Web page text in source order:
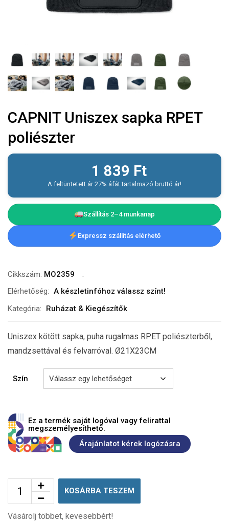
CAPNIT Uniszex sapka RPET
poliészter
1 839 Ft
A feltüntetett ár 27% áfát tartalmazó bruttó ár!
Szállítás 2–4 munkanap
Expressz szállítás elérhető
Cikkszám: MO2359
Elérhetőség: A készletinfóhoz válassz színt!
Kategória:
Ruházat & Kiegészítők
Uniszex kötött sapka, puha rugalmas RPET poliészterből,
mandzsettával és felvarróval. Ø21X23CM
Szín
Ez a termék saját logóval vagy felirattal
megszemélyesíthető.
Árajánlatot kérek logózásra
KOSÁRBA TESZEM
Vásárolj többet, kevesebbért!